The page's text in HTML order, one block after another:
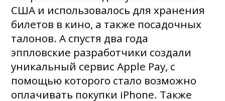
США и использовалось для хранения
билетов в кино, а также посадочных
талонов. А спустя два года
эппловские разработчики создали
уникальный сервис Apple Pay, с
помощью которого стало возможно
оплачивать покупки iPhone. Также